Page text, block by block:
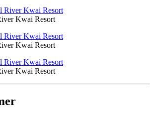
Kwai Resort
Kwai Resort
Kwai Resort